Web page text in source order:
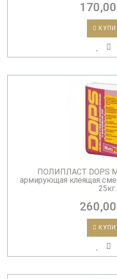
ПОЛИПЛАСТ DOPS
армирующая клеящая